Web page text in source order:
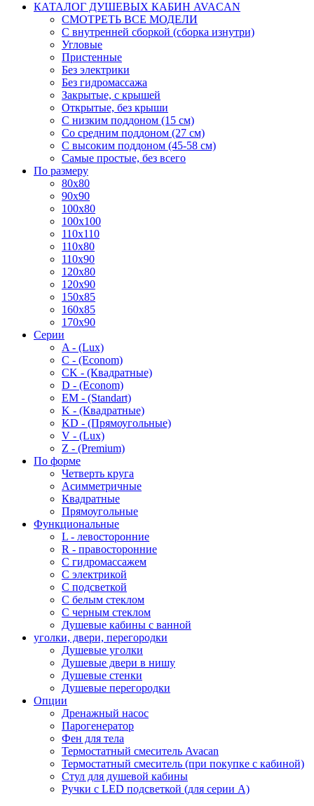
КАТАЛОГ ДУШЕВЫХ КАБИН AVACAN
СМОТРЕТЬ ВСЕ МОДЕЛИ
С внутренней сборкой (сборка изнутри)
Угловые
Пристенные
Без электрики
Без гидромассажа
Закрытые, с крышей
Открытые, без крыши
С низким поддоном (15 см)
Со средним поддоном (27 см)
С высоким поддоном (45-58 см)
Самые простые, без всего
По размеру
80x80
90x90
100x80
100x100
110x110
110x80
110x90
120x80
120x90
150x85
160x85
170x90
Серии
A - (Lux)
C - (Econom)
CK - (Квадратные)
D - (Econom)
EM - (Standart)
K - (Квадратные)
KD - (Прямоугольные)
V - (Lux)
Z - (Premium)
По форме
Четверть круга
Асимметричные
Квадратные
Прямоугольные
Функциональные
L - левосторонние
R - правосторонние
С гидромассажем
С электрикой
С подсветкой
С белым стеклом
С черным стеклом
Душевые кабины с ванной
уголки, двери, перегородки
Душевые уголки
Душевые двери в нишу
Душевые стенки
Душевые перегородки
Опции
Дренажный насос
Парогенератор
Фен для тела
Термостатный смеситель Avacan
Термостатный смеситель (при покупке с кабиной)
Стул для душевой кабины
Ручки с LED подсветкой (для серии A)